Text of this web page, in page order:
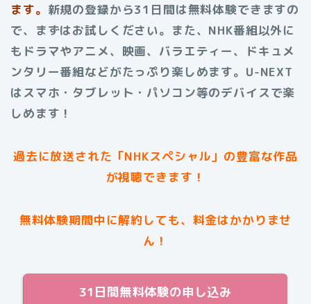
ます。 新規の登録から31日間は無料体験できますの
で、まずはお試しください。また、NHK番組以外に
もドラマやアニメ、映画、バラエティー、ドキュメ
ンタリー番組などがたっぷり楽しめます。 U-NEXT
はスマホ・タブレット・パソコン等のデバイスで楽
しめます！
過去に放送された 「NHKスペシャル」 の豊富な作品
が視聴できます！
無料体験期間中に解約しても、料金はかかりませ
ん！
31日間無料体験の申し込み